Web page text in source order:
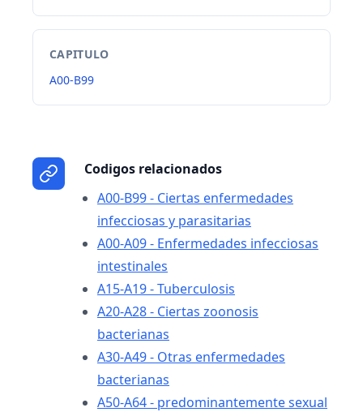
CAPITULO
A00-B99
Codigos relacionados
A00-B99 - Ciertas enfermedades
infecciosas y parasitarias
A00-A09 - Enfermedades infecciosas
intestinales
A15-A19 - Tuberculosis
A20-A28 - Ciertas zoonosis
bacterianas
A30-A49 - Otras enfermedades
bacterianas
A50-A64 - predominantemente sexual